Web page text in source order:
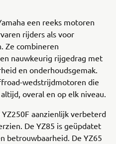
een reeks motoren
rijders als voor
Ze combineren
nauwkeurig rijgedrag met
en onderhoudsgemak.
wedstrijdmotoren die
overal en op elk niveau.
aanzienlijk verbeterd
De YZ85 is geüpdatet
betrouwbaarheid. De YZ65